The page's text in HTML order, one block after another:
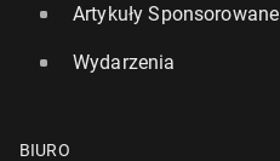
Artykuły Sponsorowane
Wydarzenia
BIURO